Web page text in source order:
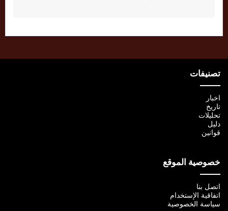
تصنيفات
اخبار
تاريخ
تحليلات
دليل
قوانين
خصوصية الموقع
اتصل بنا
اتفاقية الإستخدام
سياسة الخصوصية